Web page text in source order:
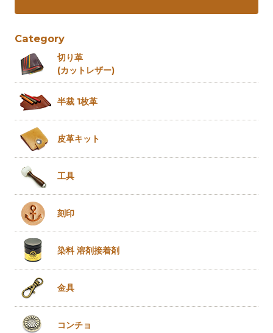
Category
切り革
(カットレザー)
半裁 1枚革
皮革キット
工具
刻印
染料 溶剤接着剤
金具
コンチョ